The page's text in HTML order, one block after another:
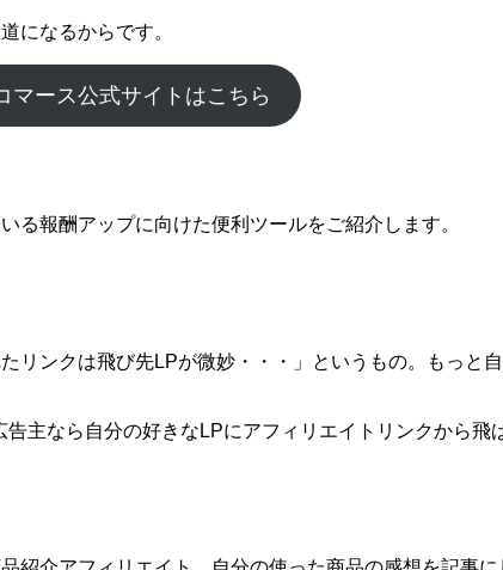
になるからです。
マース公式サイトはこちら
る報酬アップに向けた便利ツールをご紹介します。
リンクは飛び先LPが微妙・・・」というもの。もっと
主なら自分の好きなLPにアフィリエイトリンクから飛